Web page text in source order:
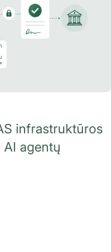
infrastruktūros
agentų